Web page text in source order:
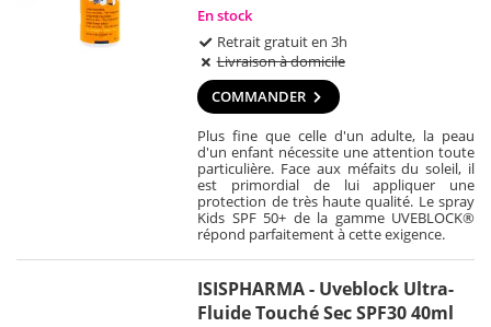
En stock
Retrait gratuit en 3h
Livraison à domicile
COMMANDER
Plus fine que celle d'un adulte, la peau
d'un enfant nécessite une attention toute
particulière. Face aux méfaits du soleil, il
est primordial de lui appliquer une
protection de très haute qualité. Le spray
Kids SPF 50+ de la gamme UVEBLOCK®
répond parfaitement à cette exigence.
ISISPHARMA - Uveblock Ultra-
Fluide Touché Sec SPF30 40ml